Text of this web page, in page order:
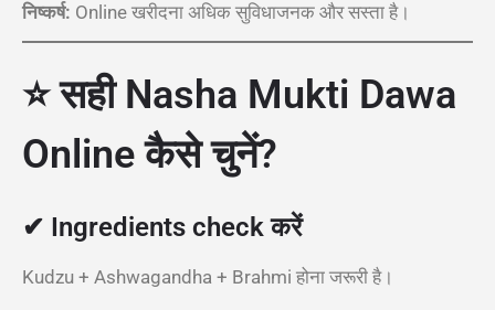
निष्कर्ष: Online खरीदना अधिक सुविधाजनक और सस्ता है।
⭐ सही Nasha Mukti Dawa
Online कैसे चुनें?
✔ Ingredients check करें
Kudzu + Ashwagandha + Brahmi होना जरूरी है।